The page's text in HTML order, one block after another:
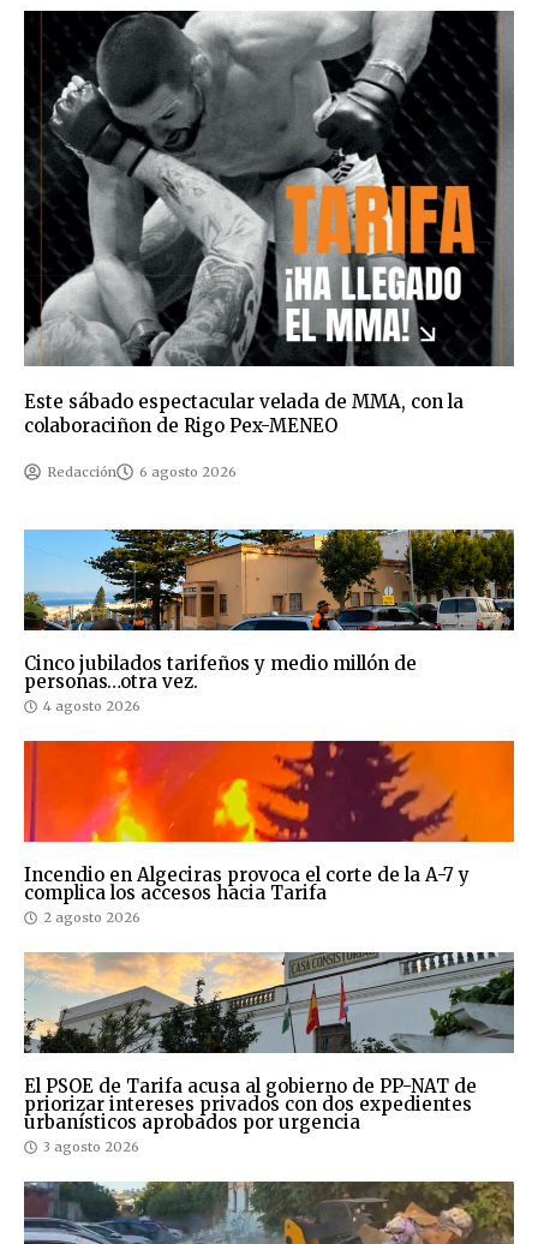
Este sábado espectacular velada de MMA, con la
colaboraciñon de Rigo Pex-MENEO
Redacción 6 agosto 2026
Cinco jubilados tarifeños y medio millón de
personas…otra vez.
4 agosto 2026
Incendio en Algeciras provoca el corte de la A-7 y
complica los accesos hacia Tarifa
2 agosto 2026
El PSOE de Tarifa acusa al gobierno de PP-NAT de
priorizar intereses privados con dos expedientes
urbanísticos aprobados por urgencia
3 agosto 2026